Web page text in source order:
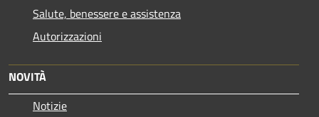
Salute, benessere e assistenza
Autorizzazioni
NOVITÀ
Notizie